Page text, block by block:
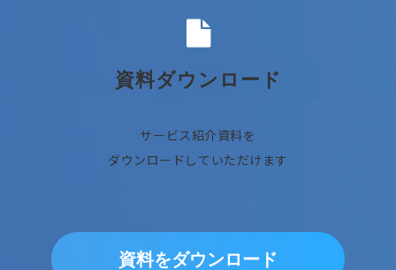
資料ダウンロード
サービス紹介資料を
ダウンロードしていただけます
資料をダウンロード